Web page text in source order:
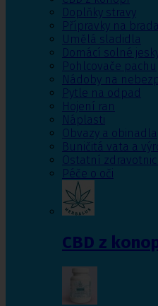
Doplňky stravy
Přípravky na
Umělá sladidla
Domácí solné
Pohlcovače pachu
Nádoby na
Pytle na odpad
Hojení ran
Náplasti
Obvazy a obinadla
Buničitá vata a
Ostatní
Péče o oči
CBD z